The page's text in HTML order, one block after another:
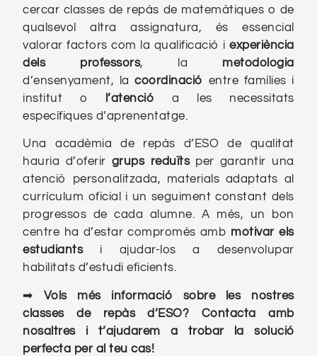
cercar classes de repàs de matemàtiques o de
qualsevol altra assignatura, és essencial
valorar factors com la qualificació iexperiència
dels professors, la metodologia
d’ensenyament, lacoordinació entre famílies i
institut o
l’atencióa les necessitats
específiques d’aprenentatge.
Una acadèmia de repàs d’ESO de qualitat
hauria d’oferir grups reduïtsper garantir una
atenció personalitzada, materials adaptats al
currículum oficial i un seguiment constant dels
progressos de cada alumne. A més, un bon
centre ha d’estar compromès amb motivar els
estudiantsi ajudar-los a desenvolupar
habilitats d’estudi eficients.
➡ Vols més informació sobre les nostres
classes de repàs d’ESO? Contacta amb
nosaltres i t’ajudarem a trobar la solució
perfecta per al teu cas!